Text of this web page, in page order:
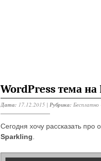
WordPress тема
Дата: 17.12.2015 | Рубрика: Бесплатно
Сегодня хочу рассказать
Sparkling